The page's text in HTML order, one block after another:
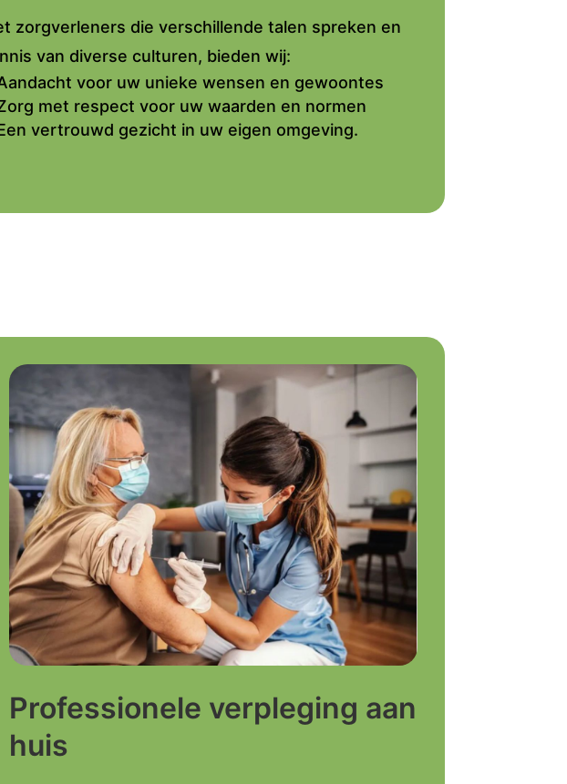
zorgverleners die verschillende talen spreken en
van diverse culturen, bieden wij:
voor uw unieke wensen en gewoontes
met respect voor uw waarden en normen
vertrouwd gezicht in uw eigen omgeving.
Professionele verpleging aan
huis